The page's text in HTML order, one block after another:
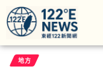
地方